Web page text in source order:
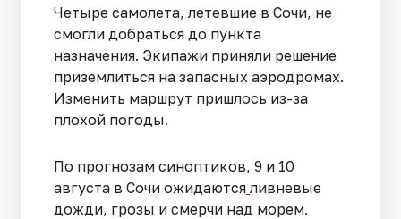
Четыре самолета, летевшие в Сочи, не
смогли добраться до пункта
назначения. Экипажи приняли решение
приземлиться на запасных аэродромах.
Изменить маршрут пришлось из-за
плохой погоды.
По прогнозам синоптиков, 9 и 10
августа в Сочи ожидаются ливневые
дожди, грозы и смерчи над морем.